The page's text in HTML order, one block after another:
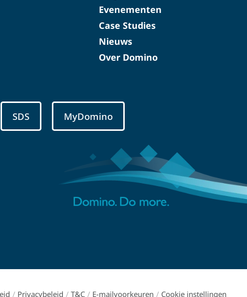
Evenementen
Case Studies
Nieuws
Over Domino
SDS MyDomino
/ Privacybeleid / T&C / E-mailvoorkeuren / Cookie instellingen